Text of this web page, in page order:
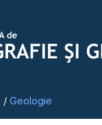
/ Geologie